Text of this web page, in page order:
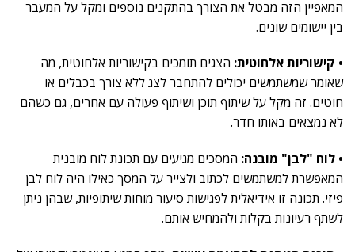
המאפיין הזה מבטל את הצורך בהתקנים נוספים ומקל על המעבר
בין יישומים שונים.
• קישוריות אלחוטית: הצגים תומכים בקישוריות אלחוטית, מה
שאומר שמשתמשים יכולים להתחבר לצג ללא צורך בכבלים או
חוטים. זה מקל על שיתוף תוכן ושיתוף פעולה עם אחרים, גם כשהם
לא נמצאים באותו חדר.
• לוח "לבן" מובנה: המסכים מגיעים עם תכונת לוח מובנית
המאפשרת למשתמשים לכתוב ולצייר על המסך כאילו היה לוח לבן
פיזי. תכונה זו אידיאלית לפגישות סיעור מוחות שיתופיות, שבהן ניתן
לשתף רעיונות בקלות ולהמחיש אותם.